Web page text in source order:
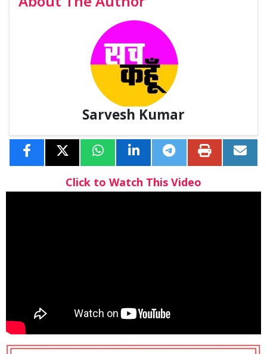
Sarvesh Kumar
Click to Watch This Video